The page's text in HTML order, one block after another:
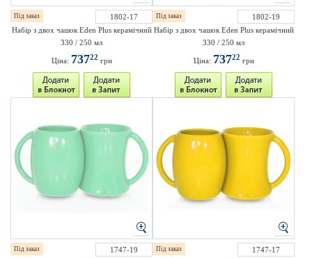
Під заказ
1802-17
Набір з двох чашок Eden Plus керамічний
330 / 250 мл
Ціна: 73722 грн
Під заказ
1802-19
Набір з двох чашок Eden Plus керамічний
330 / 250 мл
Ціна: 73722 грн
Під заказ
1747-19
Під заказ
1747-17